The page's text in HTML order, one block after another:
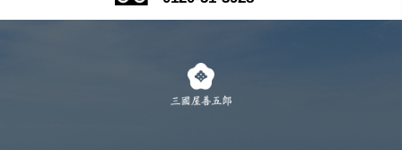
式部の香りシリーズ